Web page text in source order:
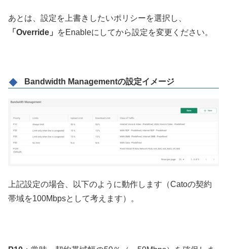
あとは、設定を上書きしたいポリシーを選択し、
「Override」
をEnableにしてから設定を変更ください。
Bandwidth Managementの設定イメージ
上記設定の場合、以下のように動作します（Catoの契約
帯域を100Mbpsとして考えます）。